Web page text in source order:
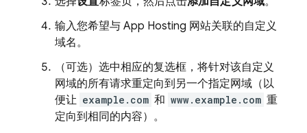
输入您希望与 App Hosting 网站关联的自定义
域名。
（可选）选中相应的复选框，将针对该自定义
网域的所有请求重定向到另一个指定网域（以
便让 example.com 和 www.example.com 重
定向到相同的内容）。